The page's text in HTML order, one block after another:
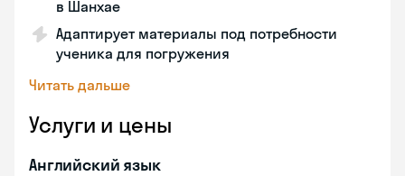
в Шанхае
Адаптирует материалы под потребности
ученика для погружения
Читать дальше
Услуги и цены
Английский язык